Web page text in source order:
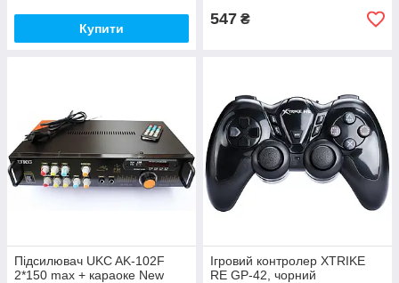
Купити
547 ₴
Підсилювач UKC AK-102F
2*150 max + караоке New
Ігровий контролер XTRIKE
RE GP-42, чорний